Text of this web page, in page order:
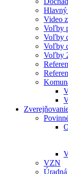
Video
Voľby
Voľby
Voľby
Voľby
VZN